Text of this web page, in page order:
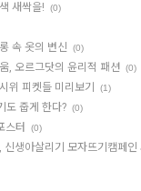
새싹을! (0)
속 옷의 변신 (0)
, 오르그닷의 윤리적 패션 (0)
위 피켓들 미리보기 (1)
도 줍게 한다? (0)
스터 (0)
신생아살리기 모자뜨기캠페인